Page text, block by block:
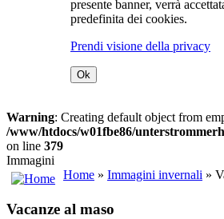
presente banner, verrà
predefinita dei cookies.
Prendi visione della privacy
Ok
Warning: Creating default object from
/www/htdocs/w01fbe86/
on line 379
Immagini
Home » Immagini invernali »
Vacanze al maso